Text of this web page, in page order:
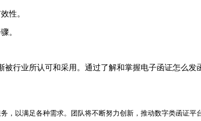
性。
。
行业所认可和采用。通过了解和掌握电子函证怎么
以满足各种需求。团队将不断努力创新，推动数字类函证平